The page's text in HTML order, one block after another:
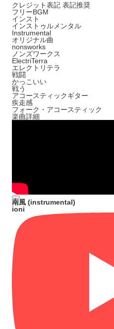
クレジット表記 表記推奨
フリーBGM
インスト
インストゥルメンタル
Instrumental
オリジナル曲
nonsworks
ノンズワークス
ElectriTerra
エレクトリテラ
戦闘
かっこいい
戦う
アコースティックギター
疾走感
フォーク・アコースティック
楽曲詳細
南風 (instrumental)
ioni